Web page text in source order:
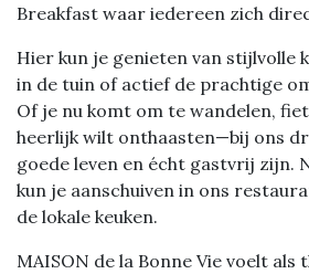
Breakfast waar iedereen zich
Hier kun je genieten van stijlvolle
in de tuin of actief de prachtige
Of je nu komt om te wandelen,
heerlijk wilt onthaasten—bij ons
goede leven en écht gastvrij zijn.
kun je aanschuiven in ons
de lokale keuken.
MAISON de la Bonne Vie voelt als